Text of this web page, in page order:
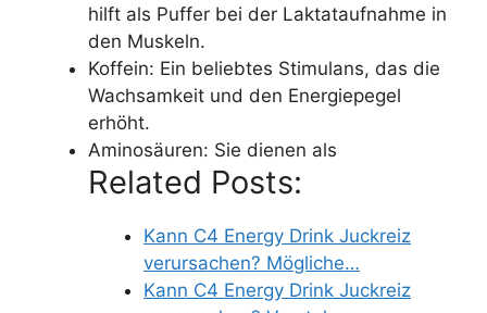
hilft als Puffer bei der Laktataufnahme in
den Muskeln.
Koffein: Ein beliebtes Stimulans, das die
Wachsamkeit und den Energiepegel
erhöht.
Aminosäuren: Sie dienen als
Related Posts:
Kann C4 Energy Drink Juckreiz
verursachen? Mögliche…
Kann C4 Energy Drink Juckreiz